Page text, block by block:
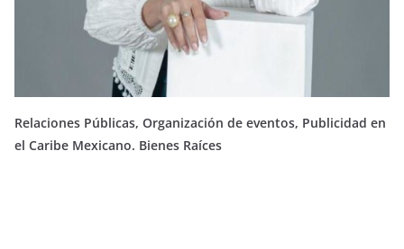
Relaciones Públicas, Organización de eventos, Publicidad en
el Caribe Mexicano. Bienes Raíces